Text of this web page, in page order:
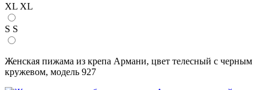
XL XL
S S
Женская пижама из крепа Армани, цвет телесный с черным
кружевом, модель 927